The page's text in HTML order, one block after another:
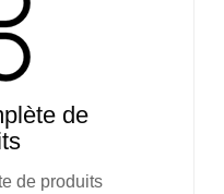
de
de produits